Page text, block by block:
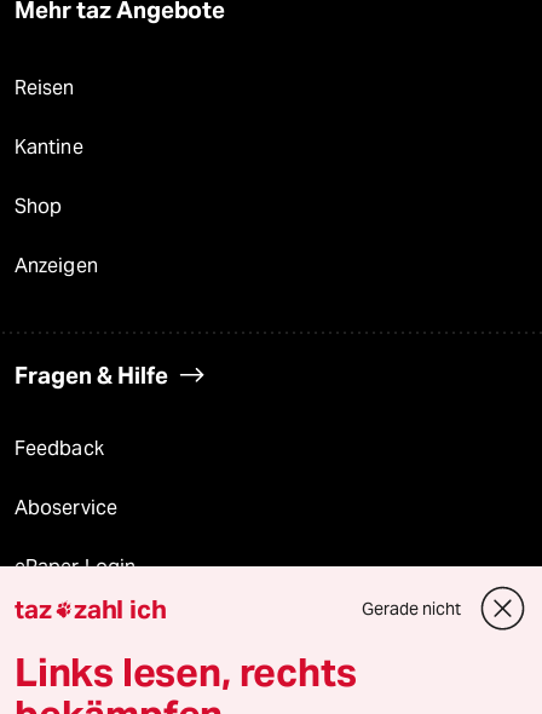
Mehr taz Angebote
Reisen
Kantine
Shop
Anzeigen
Fragen & Hilfe
Feedback
Aboservice
ePaper Login
Downloads für Abonnierende
taz zahl ich Gerade nicht
Links lesen, rechts